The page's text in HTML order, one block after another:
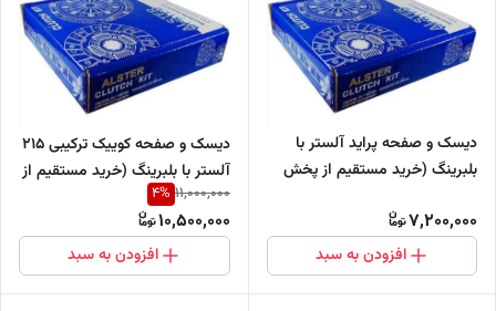
دیسک و صفحه پراید آلستر با
بلبرینگ (خرید مستقیم از پخش
7,200,000
افزودن به سبد
دیسک و صفحه کوییک ترکیبی 215
آلستر با بلبرینگ (خرید مستقیم از
پخش کننده)
11,000,000
4%
10,500,000
افزودن به سبد